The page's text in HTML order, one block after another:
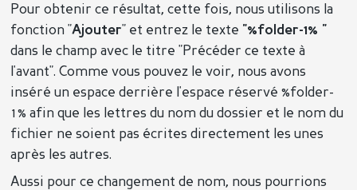
Pour obtenir ce résultat, cette fois, nous utilisons la
fonction "Ajouter" et entrez le texte "%folder-1% "
dans le champ avec le titre "Précéder ce texte à
l'avant". Comme vous pouvez le voir, nous avons
inséré un espace derrière l'espace réservé %folder-
1% afin que les lettres du nom du dossier et le nom du
fichier ne soient pas écrites directement les unes
après les autres.
Aussi pour ce changement de nom, nous pourrions